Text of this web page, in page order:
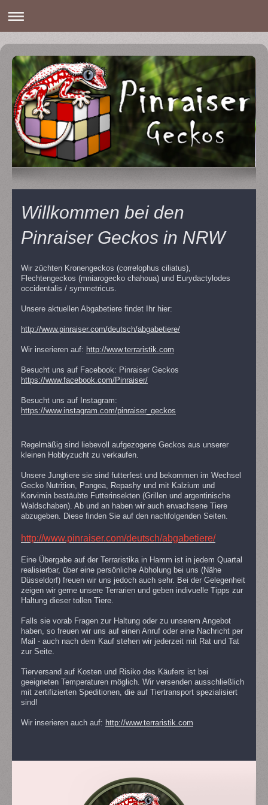
Willkommen bei den
Pinraiser Geckos in NRW
Wir züchten Kronengeckos (correlophus ciliatus),
Flechtengeckos (mniarogecko chahoua) und Eurydactylodes
occidentalis / symmetricus.
Unsere aktuellen Abgabetiere findet Ihr hier:
http://www.pinraiser.com/deutsch/abgabetiere/
Wir inserieren auf: http://www.terraristik.com
Besucht uns auf Facebook: Pinraiser Geckos
https://www.facebook.com/Pinraiser/
Besucht uns auf Instagram:
https://www.instagram.com/pinraiser_geckos
Regelmäßig sind liebevoll aufgezogene Geckos aus unserer
kleinen Hobbyzucht zu verkaufen.
Unsere Jungtiere sie sind futterfest und bekommen im Wechsel
Gecko Nutrition, Pangea, Repashy und mit Kalzium und
Korvimin bestäubte Futterinsekten (Grillen und argentinische
Waldschaben). Ab und an haben wir auch erwachsene Tiere
abzugeben. Diese finden Sie auf den nachfolgenden Seiten.
http://www.pinraiser.com/deutsch/abgabetiere/
Eine Übergabe auf der Terraristika in Hamm ist in jedem Quartal
realisierbar, über eine persönliche Abholung bei uns (Nähe
Düsseldorf) freuen wir uns jedoch auch sehr. Bei der Gelegenheit
zeigen wir gerne unsere Terrarien und geben indivuelle Tipps zur
Haltung dieser tollen Tiere.
Falls sie vorab Fragen zur Haltung oder zu unserem Angebot
haben, so freuen wir uns auf einen Anruf oder eine Nachricht per
Mail - auch nach dem Kauf stehen wir jederzeit mit Rat und Tat
zur Seite.
Tierversand auf Kosten und Risiko des Käufers ist bei
geeigneten Temperaturen möglich. Wir versenden ausschließlich
mit zertifizierten Speditionen, die auf Tiertransport spezialisiert
sind!
Wir inserieren auch auf: http://www.terraristik.com